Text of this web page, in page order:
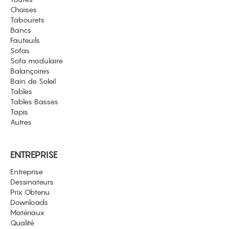
Chaises
Tabourets
Bancs
Fauteuils
Sofas
Sofa modulaire
Balançoires
Bain de Soleil
Tables
Tables Basses
Tapis
Autres
ENTREPRISE
Entreprise
Dessinateurs
Prix Obtenu
Downloads
Matériaux
Qualité